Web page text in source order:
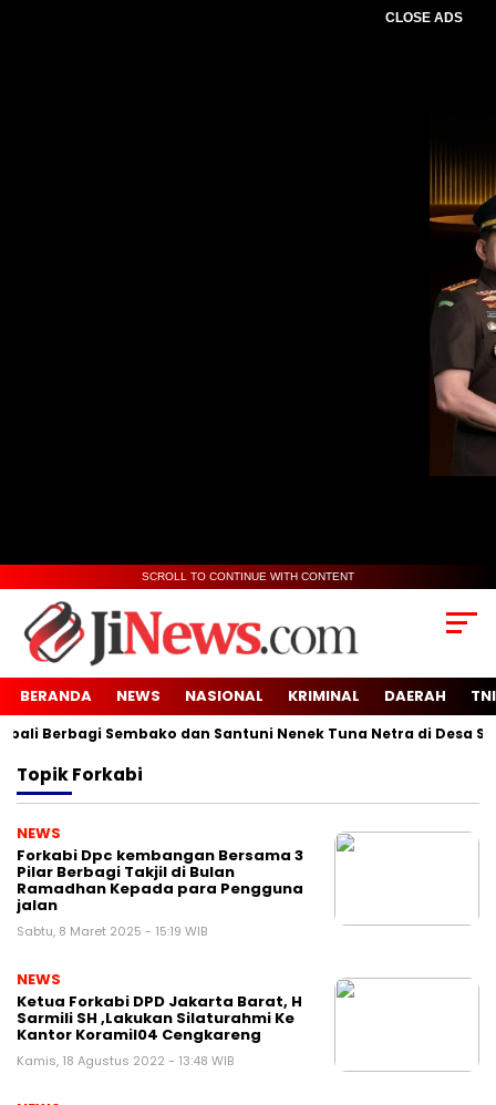
CLOSE ADS
SCROLL TO CONTINUE WITH CONTENT
BERANDA NEWS NASIONAL KRIMINAL DAERAH
Sembako dan Santuni Nenek Tuna Netra di Desa Sidoko
TopikForkabi
NEWS
Forkabi Dpc kembangan Bersama 3
Pilar Berbagi Takjil di Bulan
Ramadhan Kepada para Pengguna
jalan
Sabtu, 8 Maret 2025 - 15:19 WIB
NEWS
Ketua Forkabi DPD Jakarta Barat, H
Sarmili SH ,Lakukan Silaturahmi Ke
Kantor Koramil04 Cengkareng
Kamis, 18 Agustus 2022 - 13:48 WIB